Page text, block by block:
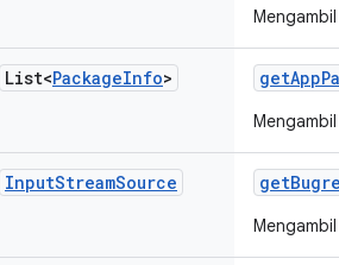
List<PackageInfo> getApp
InputStreamSource get